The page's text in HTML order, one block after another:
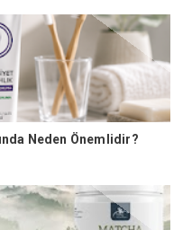
Neden Önemlidir?